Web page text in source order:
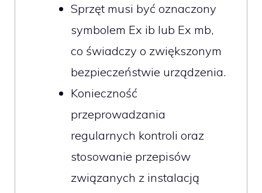
Sprzęt musi być oznaczony
symbolem Ex ib lub Ex mb,
co świadczy o zwiększonym
bezpieczeństwie urządzenia.
Konieczność
przeprowadzania
regularnych kontroli oraz
stosowanie przepisów
związanych z instalacją